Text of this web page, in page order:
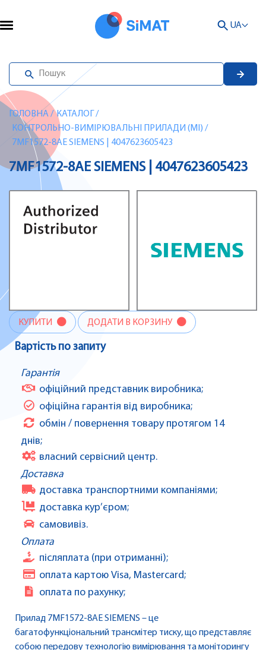
UA
ГОЛОВНА/ КАТАЛОГ /
КОНТРОЛЬНО-ВИМІРЮВАЛЬНІ ПРИЛАДИ (MI) /
7MF1572-8AE SIEMENS | 4047623605423
7MF1572-8AE SIEMENS | 4047623605423
КУПИТИ ДОДАТИ В КОРЗИНУ
Вартість по запиту
Гарантія
офіційний представник виробника;
офіційна гарантія від виробника;
обмін / повернення товару протягом 14
днів;
власний сервісний центр.
Доставка
доставка транспортними компаніями;
доставка кур’єром;
самовивіз.
Оплата
післяплата (при отриманні);
оплата картою Visa, Mastercard;
оплата по рахунку;
Прилад 7MF1572-8AE SIEMENS – це
багатофункціональний трансмітер тиску, що представляє
собою передову технологію вимірювання та моніторингу